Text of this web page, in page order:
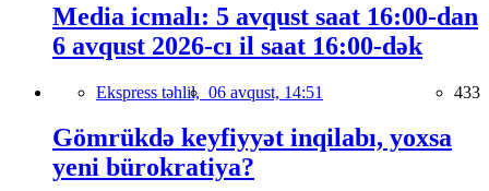
Media icmalı: 5 avqust saat 16:00-dan
6 avqust 2026-cı il saat 16:00-dək
Ekspress təhlil, 06 avqust, 14:51 433
Gömrükdə keyfiyyət inqilabı, yoxsa
yeni bürokratiya?